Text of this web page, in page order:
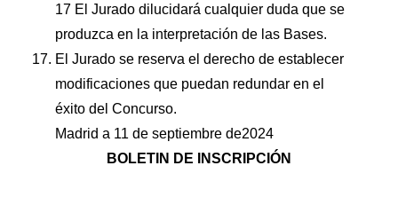
17 El Jurado dilucidará cualquier duda que se
produzca en la interpretación de las Bases.
El Jurado se reserva el derecho de establecer
modificaciones que puedan redundar en el
éxito del Concurso.
Madrid a 11 de septiembre de2024
BOLETIN DE INSCRIPCIÓN